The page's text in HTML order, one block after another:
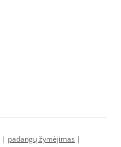
| padangų žymėjimas |